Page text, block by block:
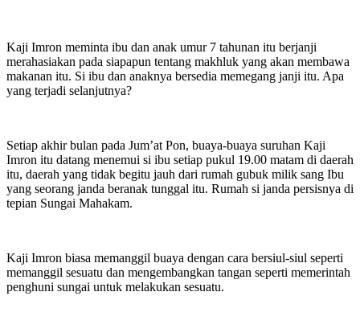
Kaji Imron meminta ibu dan anak umur 7 tahunan itu berjanji
merahasiakan pada siapapun tentang makhluk yang akan membawa
makanan itu. Si ibu dan anaknya bersedia memegang janji itu. Apa
yang terjadi selanjutnya?
Setiap akhir bulan pada Jum’at Pon, buaya-buaya suruhan Kaji
Imron itu datang menemui si ibu setiap pukul 19.00 matam di daerah
itu, daerah yang tidak begitu jauh dari rumah gubuk milik sang Ibu
yang seorang janda beranak tunggal itu. Rumah si janda persisnya di
tepian Sungai Mahakam.
Kaji Imron biasa memanggil buaya dengan cara bersiul-siul seperti
memanggil sesuatu dan mengembangkan tangan seperti memerintah
penghuni sungai untuk melakukan sesuatu.